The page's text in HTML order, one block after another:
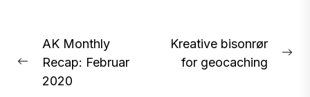
Post
navigation
Previous
post:
AK Monthly
Recap: Februar
2020
Kreative bisonrør
for geocaching